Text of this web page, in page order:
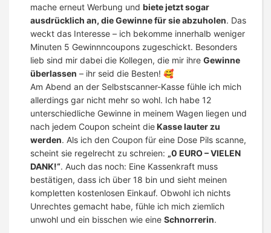
mache erneut Werbung und biete jetzt sogar
ausdrücklich an, die Gewinne für sie abzuholen. Das
weckt das Interesse – ich bekomme innerhalb weniger
Minuten 5 Gewinnncoupons zugeschickt. Besonders
lieb sind mir dabei die Kollegen, die mir ihre Gewinne
überlassen – ihr seid die Besten! 🥰
Am Abend an der Selbstscanner-Kasse fühle ich mich
allerdings gar nicht mehr so wohl. Ich habe 12
unterschiedliche Gewinne in meinem Wagen liegen und
nach jedem Coupon scheint dieKasse lauter zu
werden. Als ich den Coupon für eine Dose Pils scanne,
scheint sie regelrecht zu schreien: „0 EURO – VIELEN
DANK!“. Auch das noch: Eine Kassenkraft muss
bestätigen, dass ich über 18 bin und sieht meinen
kompletten kostenlosen Einkauf. Obwohl ich nichts
Unrechtes gemacht habe, fühle ich mich ziemlich
unwohl und ein bisschen wie eine Schnorrerin.